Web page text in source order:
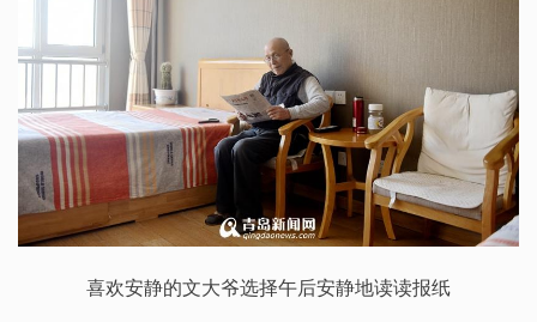
喜欢安静的文大爷选择午后安静地读读报纸